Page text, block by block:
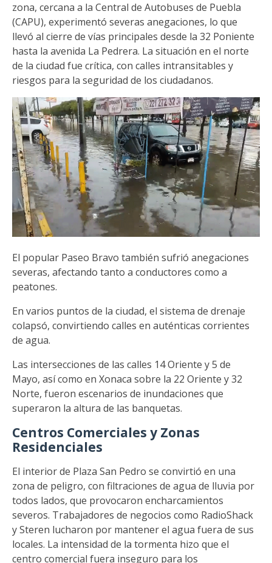
zona, cercana a la Central de Autobuses de Puebla
(CAPU), experimentó severas anegaciones, lo que
llevó al cierre de vías principales desde la 32 Poniente
hasta la avenida La Pedrera. La situación en el norte
de la ciudad fue crítica, con calles intransitables y
riesgos para la seguridad de los ciudadanos.
El popular Paseo Bravo también sufrió anegaciones
severas, afectando tanto a conductores como a
peatones.
En varios puntos de la ciudad, el sistema de drenaje
colapsó, convirtiendo calles en auténticas corrientes
de agua.
Las intersecciones de las calles 14 Oriente y 5 de
Mayo, así como en Xonaca sobre la 22 Oriente y 32
Norte, fueron escenarios de inundaciones que
superaron la altura de las banquetas.
Centros Comerciales y Zonas
Residenciales
El interior de Plaza San Pedro se convirtió en una
zona de peligro, con filtraciones de agua de lluvia por
todos lados, que provocaron encharcamientos
severos. Trabajadores de negocios como RadioShack
y Steren lucharon por mantener el agua fuera de sus
locales. La intensidad de la tormenta hizo que el
centro comercial fuera inseguro para los